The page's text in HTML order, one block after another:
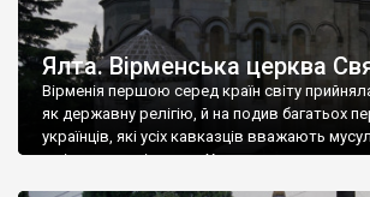
Ялта. Вірменська церква
Вірменія першою серед країн світу
як державну релігію, й на подив багатьох
українців, які усіх кавказців вважають
є відданими вірянами Христа